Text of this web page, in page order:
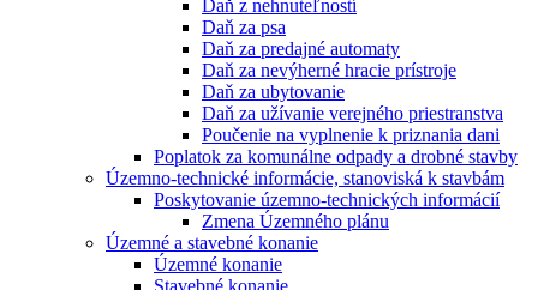
Daň z nehnuteľností
Daň za psa
Daň za predajné automaty
Daň za nevýherné hracie prístroje
Daň za ubytovanie
Daň za užívanie verejného priestranstva
Poučenie na vyplnenie k priznania dani
Poplatok za komunálne odpady a drobné stavby
Územno-technické informácie, stanoviská k stavbám
Poskytovanie územno-technických informácií
Zmena Územného plánu
Územné a stavebné konanie
Územné konanie
Stavebné konanie